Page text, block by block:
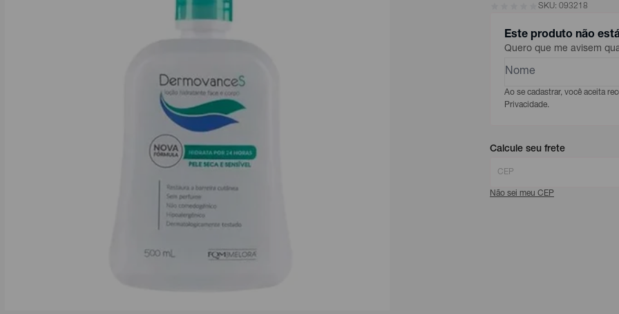
SKU: 093218
Este produto não
Quero que me avisem
Ao se cadastrar, você aceita
Privacidade.
Calcule seu frete
Não sei meu CEP